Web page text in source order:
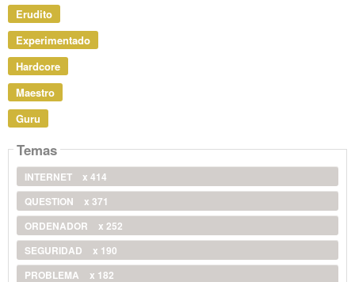
Erudito
Experimentado
Hardcore
Maestro
Guru
Temas
INTERNET
x 414
QUESTION
x 371
ORDENADOR
x 252
SEGURIDAD
x 190
PROBLEMA
x 182